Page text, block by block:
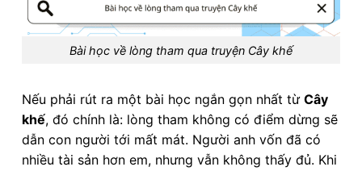
Bài học về lòng tham qua truyện Cây khế
Nếu phải rút ra một bài học ngắn gọn nhất từ Cây
khế, đó chính là: lòng tham không có điểm dừng sẽ
dẫn con người tới mất mát. Người anh vốn đã có
nhiều tài sản hơn em, nhưng vẫn không thấy đủ. Khi